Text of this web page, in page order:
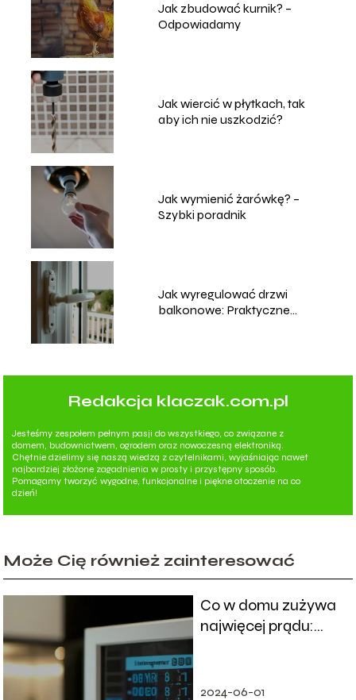
Jak zbudować kurnik? –
Odpowiadamy
Jak wiercić w płytkach, tak
aby ich nie uszkodzić?
Jak wymienić żarówkę? –
Szybki poradnik
Jak wyregulować drzwi
balkonowe: Praktyczne
Redakcja klaczak.com.pl
Jesteśmy zespołem pełnym pasji do wszystkiego, co związane z
domem, budownictwem, ogrodem oraz nowoczesną elektroniką.
Chętnie dzielimy się naszą wiedzą z czytelnikami, wyjaśniając nawet
najbardziej złożone zagadnienia w prosty i przystępny sposób.
Pomagamy tworzyć wygodne, funkcjonalne i piękne otoczenie na co
dzień!
Może Cię również zainteresować
Co w domu zużywa
najwięcej prądu:
2024-06-01